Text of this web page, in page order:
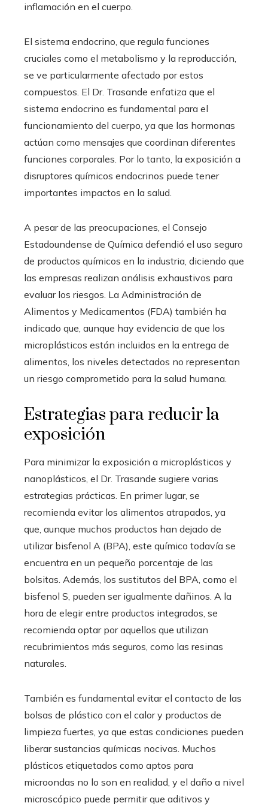
inflamación en el cuerpo.
El sistema endocrino, que regula funciones
cruciales como el metabolismo y la reproducción,
se ve particularmente afectado por estos
compuestos. El Dr. Trasande enfatiza que el
sistema endocrino es fundamental para el
funcionamiento del cuerpo, ya que las hormonas
actúan como mensajes que coordinan diferentes
funciones corporales. Por lo tanto, la exposición a
disruptores químicos endocrinos puede tener
importantes impactos en la salud.
A pesar de las preocupaciones, el Consejo
Estadoundense de Química defendió el uso seguro
de productos químicos en la industria, diciendo que
las empresas realizan análisis exhaustivos para
evaluar los riesgos. La Administración de
Alimentos y Medicamentos (FDA) también ha
indicado que, aunque hay evidencia de que los
microplásticos están incluidos en la entrega de
alimentos, los niveles detectados no representan
un riesgo comprometido para la salud humana.
Estrategias para reducir la
exposición
Para minimizar la exposición a microplásticos y
nanoplásticos, el Dr. Trasande sugiere varias
estrategias prácticas. En primer lugar, se
recomienda evitar los alimentos atrapados, ya
que, aunque muchos productos han dejado de
utilizar bisfenol A (BPA), este químico todavía se
encuentra en un pequeño porcentaje de las
bolsitas. Además, los sustitutos del BPA, como el
bisfenol S, pueden ser igualmente dañinos. A la
hora de elegir entre productos integrados, se
recomienda optar por aquellos que utilizan
recubrimientos más seguros, como las resinas
naturales.
También es fundamental evitar el contacto de las
bolsas de plástico con el calor y productos de
limpieza fuertes, ya que estas condiciones pueden
liberar sustancias químicas nocivas. Muchos
plásticos etiquetados como aptos para
microondas no lo son en realidad, y el daño a nivel
microscópico puede permitir que aditivos y